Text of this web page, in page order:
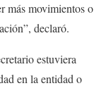
más movimientos o
declaró.
estuviera
en la entidad o